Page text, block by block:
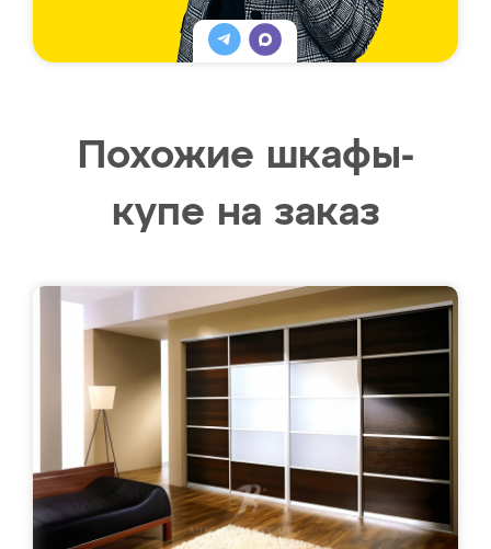
Похожие шкафы-
купе на заказ